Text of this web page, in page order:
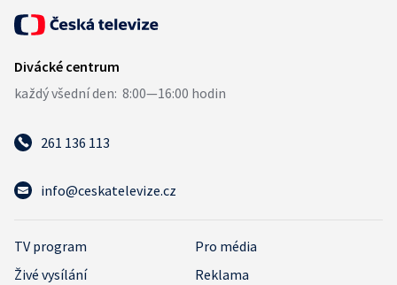
261 136 113
info@ceskatelevize.cz
TV program
Pro média
Živé vysílání
Reklama